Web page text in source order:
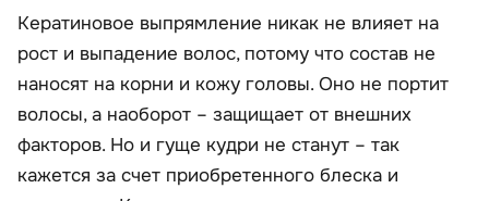
Кератиновое выпрямление никак не влияет на
рост и выпадение волос, потому что состав не
наносят на корни и кожу головы. Оно не портит
волосы, а наоборот – защищает от внешних
факторов. Но и гуще кудри не станут – так
кажется за счет приобретенного блеска и